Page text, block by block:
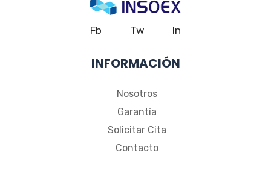
Fb Tw In
INFORMACIÓN
Nosotros
Garantía
Solicitar Cita
Contacto